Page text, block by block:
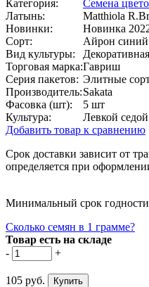
Категория:
Семена
Латынь:
Matthiola
Новинки:
Новинка
Сорт:
Айрон синий
Вид культуры:
Декоративная
Торговая марка:Гавриш
Серия пакетов: Элитные
Производитель:Sakata
Фасовка (шт):
5 шт
Культура:
Левкой седой
Добавить товар к сравнению
Срок доставки зависит от
определяется при
Минимальный срок
Сколько семян в 1 грамме?
Товар есть на складе
-
+
105 руб.